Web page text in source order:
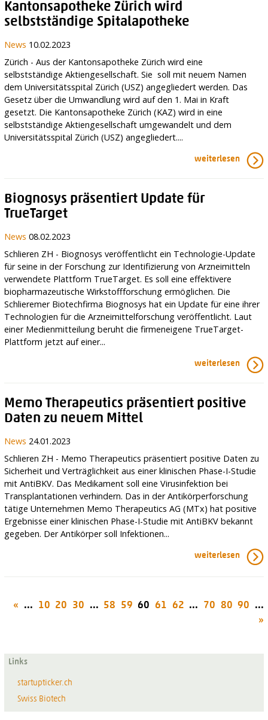
Kantonsapotheke Zürich wird
selbstständige Spitalapotheke
News 10.02.2023
Zürich - Aus der Kantonsapotheke Zürich wird eine
selbstständige Aktiengesellschaft. Sie soll mit neuem Namen
dem Universitätsspital Zürich (USZ) angegliedert werden. Das
Gesetz über die Umwandlung wird auf den 1. Mai in Kraft
gesetzt. Die Kantonsapotheke Zürich (KAZ) wird in eine
selbstständige Aktiengesellschaft umgewandelt und dem
Universitätsspital Zürich (USZ) angegliedert....
weiterlesen
Biognosys präsentiert Update für
TrueTarget
News 08.02.2023
Schlieren ZH - Biognosys veröffentlicht ein Technologie-Update
für seine in der Forschung zur Identifizierung von Arzneimitteln
verwendete Plattform TrueTarget. Es soll eine effektivere
biopharmazeutische Wirkstoffforschung ermöglichen. Die
Schlieremer Biotechfirma Biognosys hat ein Update für eine ihrer
Technologien für die Arzneimittelforschung veröffentlicht. Laut
einer Medienmitteilung beruht die firmeneigene TrueTarget-
Plattform jetzt auf einer...
weiterlesen
Memo Therapeutics präsentiert positive
Daten zu neuem Mittel
News 24.01.2023
Schlieren ZH - Memo Therapeutics präsentiert positive Daten zu
Sicherheit und Verträglichkeit aus einer klinischen Phase-I-Studie
mit AntiBKV. Das Medikament soll eine Virusinfektion bei
Transplantationen verhindern. Das in der Antikörperforschung
tätige Unternehmen Memo Therapeutics AG (MTx) hat positive
Ergebnisse einer klinischen Phase-I-Studie mit AntiBKV bekannt
gegeben. Der Antikörper soll Infektionen...
weiterlesen
« ... 10 20 30 ... 58 59 60 61 62 ... 70 80 90
...
»
Links
startupticker.ch
Swiss Biotech